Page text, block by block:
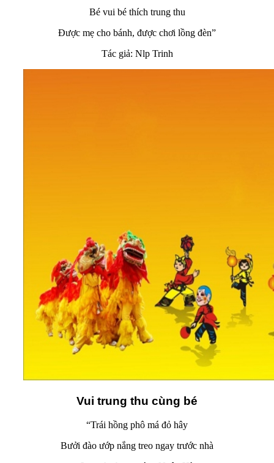
Bé vui bé thích trung thu
Được mẹ cho bánh, được chơi lồng đèn”
Tác giả: Nlp Trinh
Vui trung thu cùng bé
“Trái hồng phô má đỏ hây
Bưởi đào ướp nắng treo ngay trước nhà